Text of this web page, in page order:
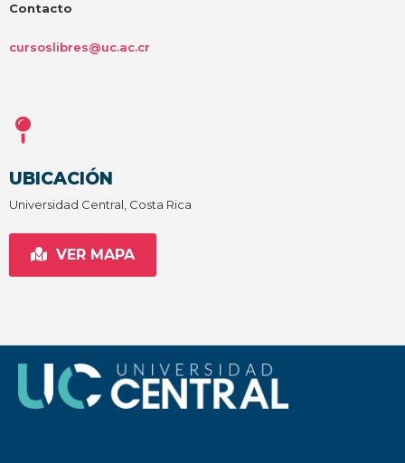
Contacto
cursoslibres@uc.ac.cr
UBICACIÓN
Universidad Central, Costa Rica
VER MAPA